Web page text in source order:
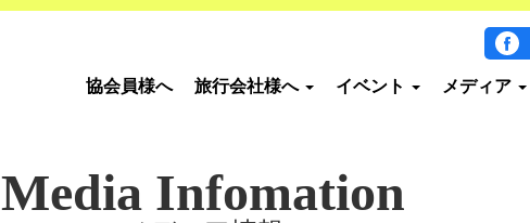
協会員様へ 旅行会社様へ イベント メディア
Media Infomation